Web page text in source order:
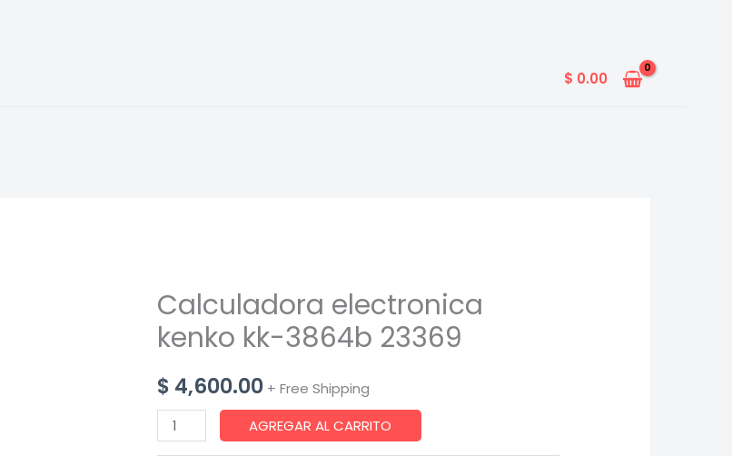
$ 0.00
Calculadora electronica
kenko kk-3864b 23369
$ 4,600.00 + Free Shipping
Calculadora
electronica
AGREGAR AL CARRITO